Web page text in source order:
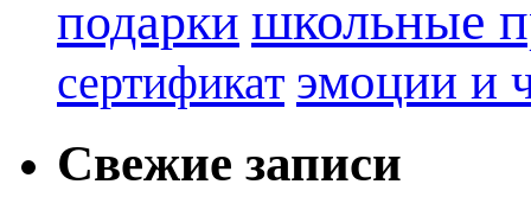
подарки школьные
сертификат эмоции и
Свежие записи